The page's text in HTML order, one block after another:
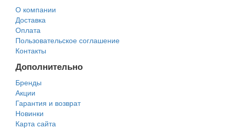
О компании
Доставка
Оплата
Пользовательское соглашение
Контакты
Дополнительно
Бренды
Акции
Гарантия и возврат
Новинки
Карта сайта